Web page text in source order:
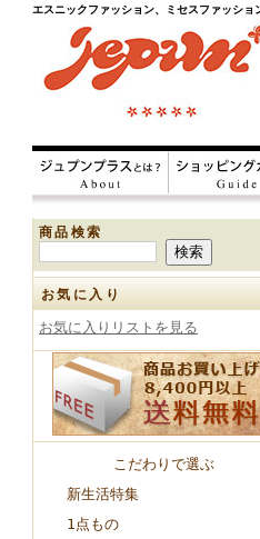
エスニックファッション、ミセスファッショ
商品検索
お気に入り
お気に入りリストを見る
こだわりで選ぶ
新生活特集
1点もの